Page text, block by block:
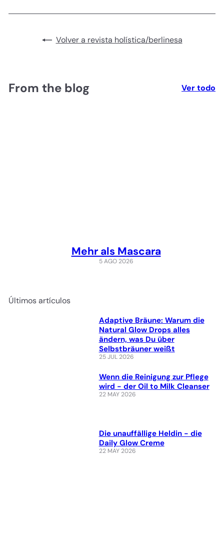
Volver a revista holística/berlinesa
From the blog Ver todo
Mehr als Mascara
5 AGO 2026
Últimos artículos
Adaptive Bräune: Warum die
Natural Glow Drops alles
ändern, was Du über
Selbstbräuner weißt
25 JUL 2026
Wenn die Reinigung zur Pflege
wird - der Oil to Milk Cleanser
22 MAY 2026
Die unauffällige Heldin - die
Daily Glow Creme
22 MAY 2026